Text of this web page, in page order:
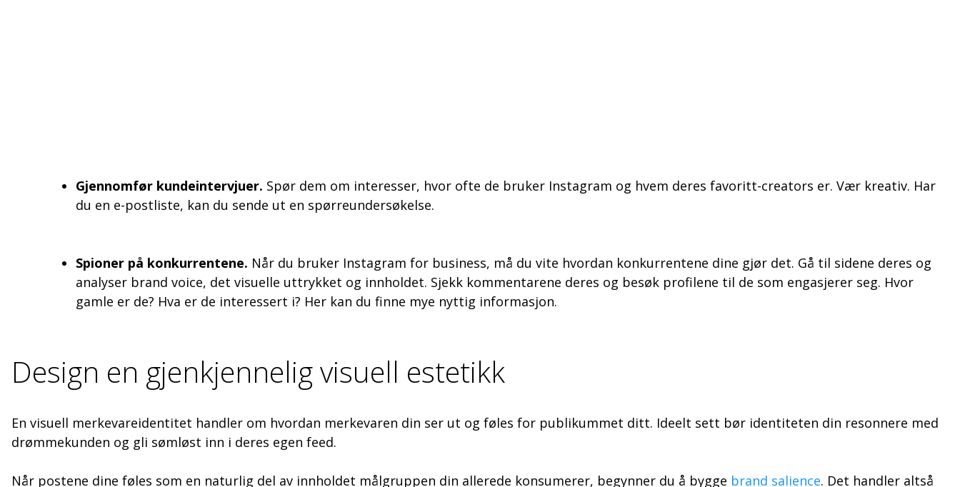
Gjennomfør kundeintervjuer. Spør dem om interesser, hvor ofte de bruker Instagram og hvem deres favoritt-creators er. Vær kreativ. Har
du en e-postliste, kan du sende ut en spørreundersøkelse.
Spioner på konkurrentene. Når du bruker Instagram for business, må du vite hvordan konkurrentene dine gjør det. Gå til sidene deres og
analyser brand voice, det visuelle uttrykket og innholdet. Sjekk kommentarene deres og besøk profilene til de som engasjerer seg. Hvor
gamle er de? Hva er de interessert i? Her kan du finne mye nyttig informasjon.
Design en gjenkjennelig visuell estetikk
En visuell merkevareidentitet handler om hvordan merkevaren din ser ut og føles for publikummet ditt. Ideelt sett bør identiteten din resonnere med
drømmekunden og gli sømløst inn i deres egen feed.
Når postene dine føles som en naturlig del av innholdet målgruppen din allerede konsumerer, begynner du å bygge brand salience. Det handler altså